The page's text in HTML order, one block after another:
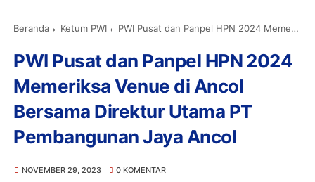
Beranda Ketum PWI PWI Pusat dan Panpel HPN 2024 Memeriksa Venue di Ancol Bersama Direktur Utama PT Pembangunan Jaya Ancol
PWI Pusat dan Panpel HPN 2024
Memeriksa Venue di Ancol
Bersama Direktur Utama PT
Pembangunan Jaya Ancol
NOVEMBER 29, 2023 0 KOMENTAR